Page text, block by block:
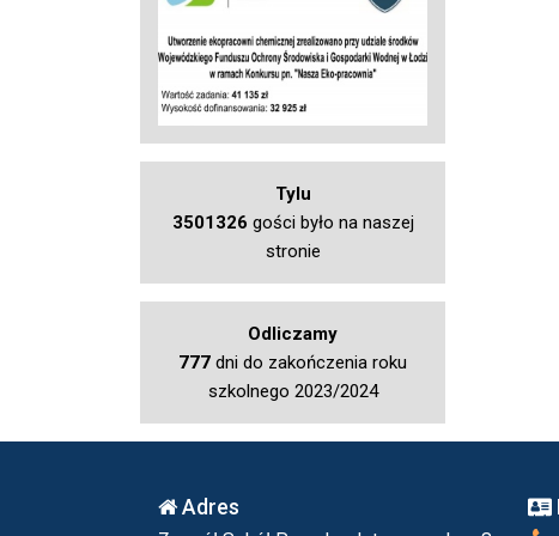
Tylu
3501326 gości było na naszej
stronie
Odliczamy
777 dni do zakończenia roku
szkolnego 2023/2024
Adres